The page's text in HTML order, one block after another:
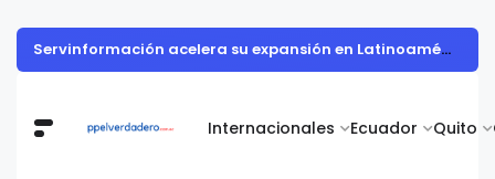
Internacionales Ecuador Quito
Nutricionista alerta sobre los ultraprocesados en vacaciones: "Los refrigerios son una oportunidad para sembrar salud en los niños"